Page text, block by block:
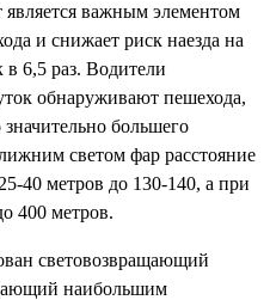
важным элементом
и снижает риск наезда на
в 6,5 раз. Водители
обнаруживают пешехода,
большего
светом фар расстояние
40 метров до 130-140, а при
400 метров.
световозвращающий
наибольшим